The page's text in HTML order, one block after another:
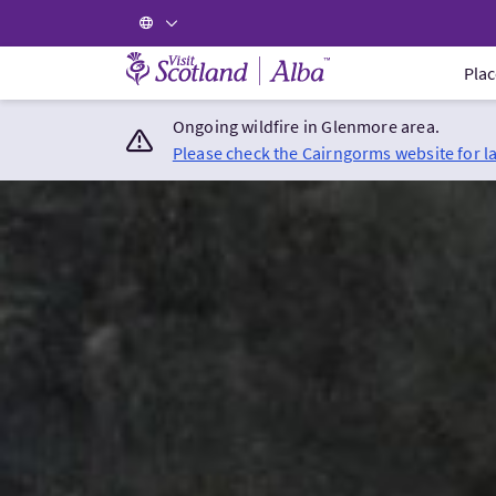
Visit Scotland Home
Ongoing wildfire in Glenmore area.
Please check the Cairngorms website for